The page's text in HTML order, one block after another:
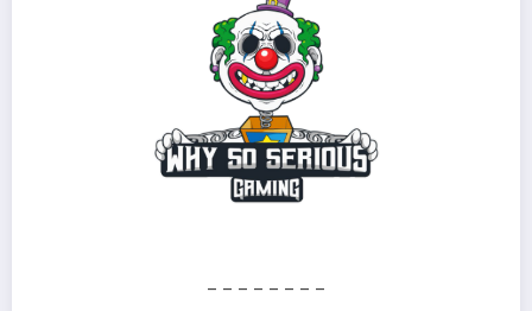
– – – – – – – –